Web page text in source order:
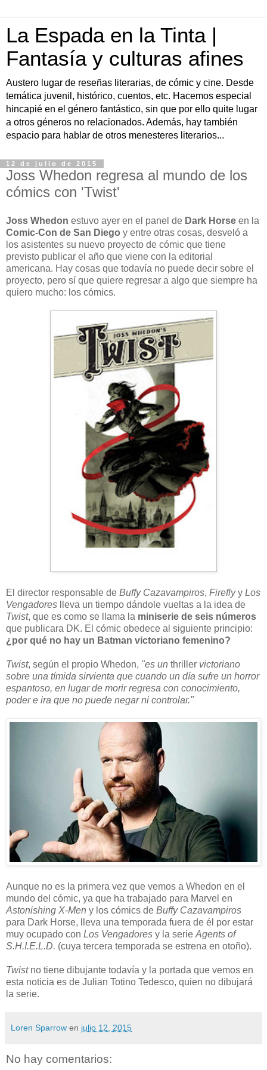
La Espada en la Tinta |
Fantasía y culturas afines
Austero lugar de reseñas literarias, de cómic y cine. Desde
temática juvenil, histórico, cuentos, etc. Hacemos especial
hincapié en el género fantástico, sin que por ello quite lugar
a otros géneros no relacionados. Además, hay también
espacio para hablar de otros menesteres literarios...
12 de julio de 2015
Joss Whedon regresa al mundo de los
cómics con 'Twist'
Joss Whedon estuvo ayer en el panel de Dark Horse en la
Comic-Con de San Diego y entre otras cosas, desveló a
los asistentes su nuevo proyecto de cómic que tiene
previsto publicar el año que viene con la editorial
americana. Hay cosas que todavía no puede decir sobre el
proyecto, pero sí que quiere regresar a algo que siempre ha
quiero mucho: los cómics.
El director responsable de Buffy Cazavampiros, Fireflyy Los
Vengadores lleva un tiempo dándole vueltas a la idea de
Twist, que es como se llama la miniserie de seis números
que publicara DK. El cómic obedece al siguiente principio:
¿por qué no hay un Batman victoriano femenino?
Twist, según el propio Whedon, "es un thriller victoriano
sobre una tímida sirvienta que cuando un día sufre un horror
espantoso, en lugar de morir regresa con conocimiento,
poder e ira que no puede negar ni controlar."
Aunque no es la primera vez que vemos a Whedon en el
mundo del cómic, ya que ha trabajado para Marvel en
Astonishing X-Men y los cómics de Buffy Cazavampiros
para Dark Horse, lleva una temporada fuera de él por estar
muy ocupado con Los Vengadores y la serie Agents of
S.H.I.E.L.D. (cuya tercera temporada se estrena en otoño).
Twist no tiene dibujante todavía y la portada que vemos en
esta noticia es de Julian Totino Tedesco, quien no dibujará
la serie.
Loren Sparrow en julio 12, 2015
No hay comentarios: